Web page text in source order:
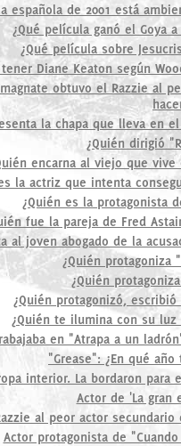
española de 2001 está
¿Qué película ganó el Goya
¿Qué película sobre
Diane Keaton según
obtuvo el Razzie al
la chapa que lleva en
¿Quién dirigió
encarna al viejo que
la actriz que intenta
¿Quién es la protagonista
fue la pareja de Fred
al joven abogado de la
¿Quién protagoniza
¿Quién
¿Quién protagonizó,
¿Quién te ilumina con su
en "Atrapa a un
"Grease": ¿En qué
interior. La bordaron para
Actor de 'La gran
al peor actor
Actor protagonista de